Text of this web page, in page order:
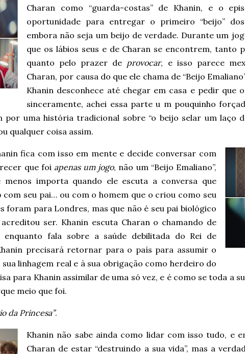
Charan como “guarda-costas” de Khanin, e o
oportunidade para entregar o primeiro “beijo”
embora não seja um beijo de verdade. Durante um
que os lábios seus e de Charan se encontrem, tanto
quanto pelo prazer de provocar, e isso parece
Charan, por causa do que ele chama de “Beijo
Khanin desconhece até chegar em casa e pedir que
sinceramente, achei essa parte u m pouquinho
por uma história tradicional sobre “o beijo selar um laço
qualquer coisa assim.
fica com isso em mente e decide conversar com
que foi apenas um jogo, não um “Beijo Emaliano”,
importa quando ele escuta a conversa que
com seu pai… ou com o homem que o criou como seu
foram para Londres, mas que não é seu pai biológico
ser. Khanin escuta Charan o chamando de
enquanto fala sobre a saúde debilitada do Rei de
precisará retornar para o país para assumir o
sua linhagem real e à sua obrigação como herdeiro do
para Khanin assimilar de uma só vez, e é como se toda a
meio que foi.
da Princesa”.
Khanin não sabe ainda como lidar com isso tudo, e
Charan de estar “destruindo a sua vida”, mas a